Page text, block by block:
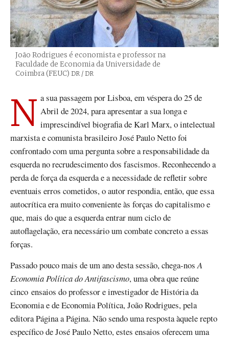
João Rodrigues é economista e professor na
Faculdade de Economia da Universidade de
Coimbra (FEUC) Créditos
DR / DR
Na sua passagem por Lisboa, em véspera do 25 de Abril de 2024, para apresentar a sua longa e
imprescindível biografia de Karl Marx, o intelectual
marxista e comunista brasileiro José Paulo Netto foi
confrontado com uma pergunta sobre a responsabilidade da
esquerda no recrudescimento dos fascismos. Reconhecendo a
perda de força da esquerda e a necessidade de refletir sobre
eventuais erros cometidos, o autor respondia, então, que essa
autocrítica era muito conveniente às forças do capitalismo e
que, mais do que a esquerda entrar num ciclo de
autoflagelação, era necessário um combate concreto a essas
forças.
Passado pouco mais de um ano desta sessão, chega-nosA
Economia Política do Antifascismo, uma obra que reúne
cinco ensaios do professor e investigador de História da
Economia e de Economia Política, João Rodrigues, pela
editora Página a Página. Não sendo uma resposta àquele repto
específico de José Paulo Netto, estes ensaios oferecem uma